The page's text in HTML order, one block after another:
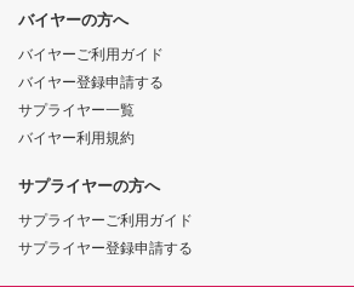
バイヤーの方へ
バイヤーご利用ガイド
バイヤー登録申請する
サプライヤー一覧
バイヤー利用規約
サプライヤーの方へ
サプライヤーご利用ガイド
サプライヤー登録申請する